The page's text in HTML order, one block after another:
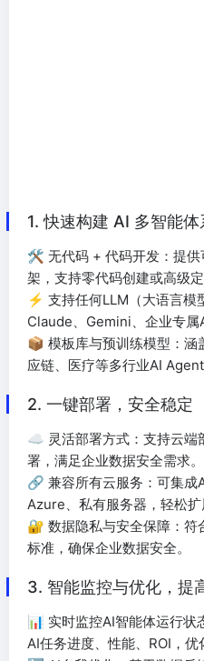
1. 快速构建 AI 多智能体
🛠 无代码 + 代码开发：提
架，支持零代码创建或高级
⚡ 支持任何LLM（大语言模
Claude、Gemini、企业专属
📦 模板库与预训练模型：涵
应链、医疗等多行业AI
2. 一键部署，安全稳定
☁️ 灵活部署方式：支持云端
署，满足企业数据安全需求。
🔗 兼容所有云服务：可集成
Azure、私有服务器，轻松扩
🔐 数据隐私与安全保障：符
标准，确保企业数据安全。
3. 智能监控与优化，提
📊 实时监控AI智能体运行状
AI任务进度、性能、ROI，优